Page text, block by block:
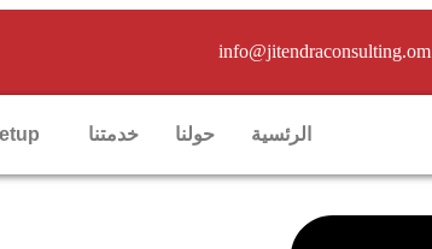
info@jitendraconsulting.om
الرئسية حولنا خدمتنا